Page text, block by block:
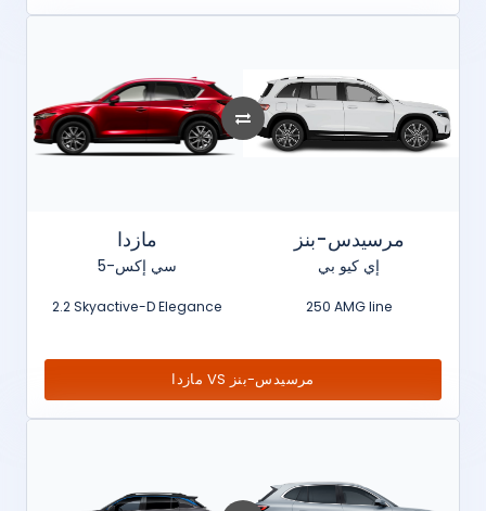
مازدا
سي إكس-5
2.2 Skyactive-D Elegance
مرسيدس-بنز
إي كيو بي
250 AMG line
مازدا VS مرسيدس-بنز